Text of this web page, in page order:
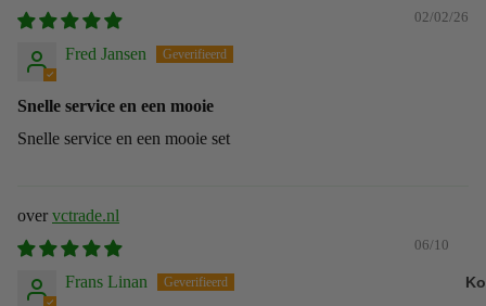
02/02/26
Fred Jansen
Snelle service en een mooie
Snelle service en een mooie set
vctrade.nl
06/10/25
Frans Linan